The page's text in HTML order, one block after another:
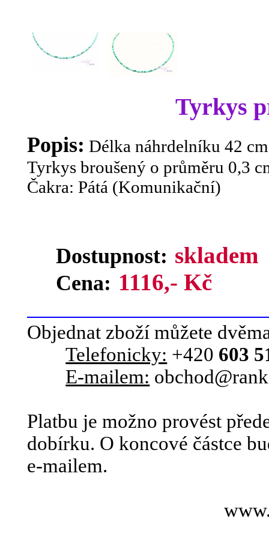
Tyrkys
Popis: Délka náhrdelníku 42 cm
Tyrkys broušený o průměru 0,3
Čakra: Pátá (Komunikační)
Dostupnost: skladem
Cena: 1116,- Kč
Objednat zboží můžete
Telefonicky: +420 603
E-mailem:
Platbu je možno provést
dobírku. O koncové částce
e-mailem.